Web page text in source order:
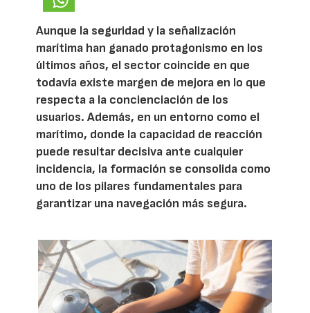
Aunque la seguridad y la señalización
marítima han ganado protagonismo en los
últimos años, el sector coincide en que
todavía existe margen de mejora en lo que
respecta a la concienciación de los
usuarios. Además, en un entorno como el
marítimo, donde la capacidad de reacción
puede resultar decisiva ante cualquier
incidencia, la formación se consolida como
uno de los pilares fundamentales para
garantizar una navegación más segura.